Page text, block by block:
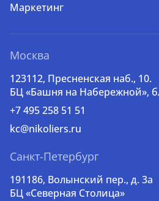
Маркетинг
Москва
123112, Пресненская наб., 10.
БЦ «Башня на Набережной»,
+7 495 258 51 51
kc@nikoliers.ru
Санкт-Петербург
191186, Волынский пер., д. 3a
БЦ «Северная Столица»